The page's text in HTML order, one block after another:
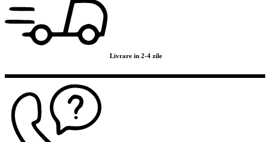
Livrare in 2-4 zile